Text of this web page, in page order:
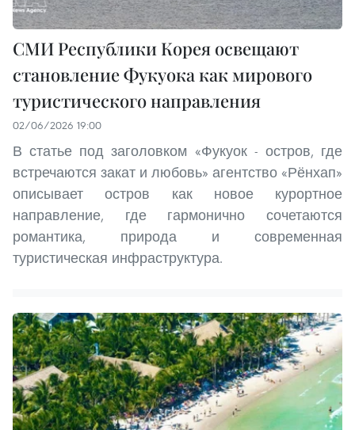
СМИ Республики Корея освещают
становление Фукуока как мирового
туристического направления
02/06/2026 19:00
В статье под заголовком «Фукуок - остров, где
встречаются закат и любовь» агентство «Рёнхап»
описывает остров как новое курортное
направление, где гармонично сочетаются
романтика, природа и современная
туристическая инфраструктура.